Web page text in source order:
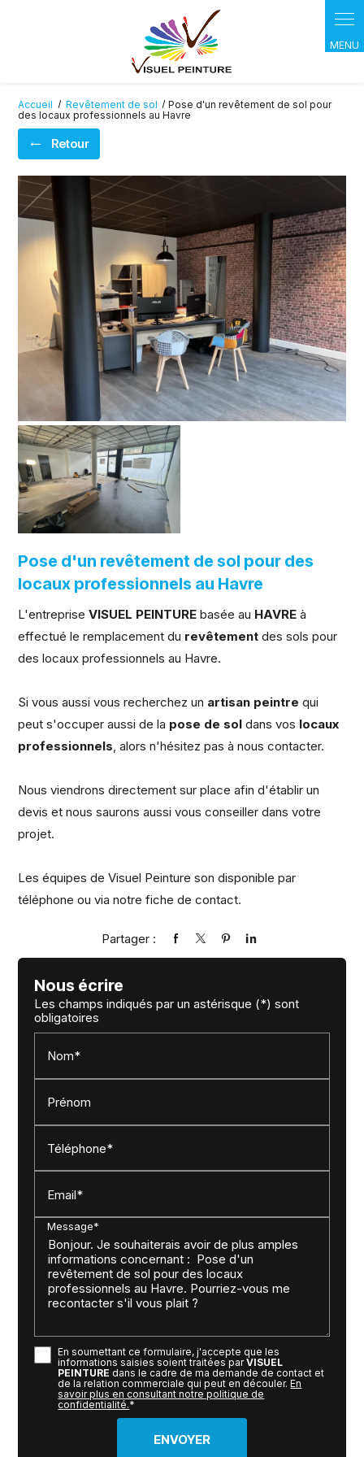
Accueil Revêtement de sol
Pose d'un revêtement de sol pour
des locaux professionnels au Havre
Retour
Pose d'un revêtement de sol pour des
locaux professionnels au Havre
L'entrepriseVISUEL PEINTURE basée au HAVRE à
effectué le remplacement du revêtement des sols pour
des locaux professionnels au Havre.
Si vous aussi vous recherchez un artisan peintre qui
peut s'occuper aussi de la pose de sol dans vos locaux
professionnels, alors n'hésitez pas à nous contacter.
Nous viendrons directement sur place afin d'établir un
devis et nous saurons aussi vous conseiller dans votre
projet.
Les équipes de Visuel Peinture son disponible par
téléphone ou via notre fiche de contact.
Partager :
Nous écrire
Les champs indiqués par un astérisque (*) sont
obligatoires
Nom*
Prénom
Téléphone*
Email*
Message*
En soumettant ce formulaire, j'accepte que les
informations saisies soient traitées parVISUEL
PEINTURE dans le cadre de ma demande de contact et
de la relation commerciale qui peut en découler.En
savoir plus en consultant notre politique de
confidentialité.*